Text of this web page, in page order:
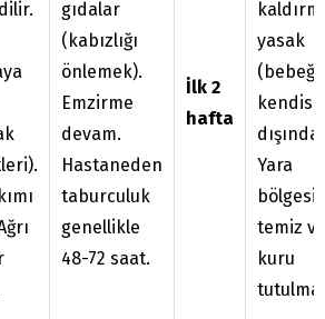
gıdalar
(kabızlığı
önlemek).
Emzirme
devam.
Hastaneden
taburculuk
genellikle
48-72 saat.
İlk 2
hafta
yasak
kendisi
Yara
bölgesi
temiz ve
kuru